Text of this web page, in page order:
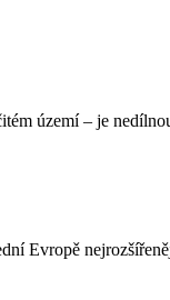
území – je
Evropě